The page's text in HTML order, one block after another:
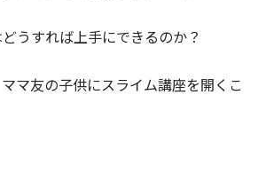
うすれば上手にできるのか？
マ友の子供にスライム講座を開くこ